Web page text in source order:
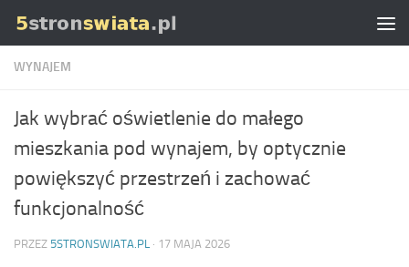
Skip to content
WYNAJEM
Jak wybrać oświetlenie do małego
mieszkania pod wynajem, by optycznie
powiększyć przestrzeń i zachować
funkcjonalność
PRZEZ 5STRONSWIATA.PL · 17 MAJA 2026